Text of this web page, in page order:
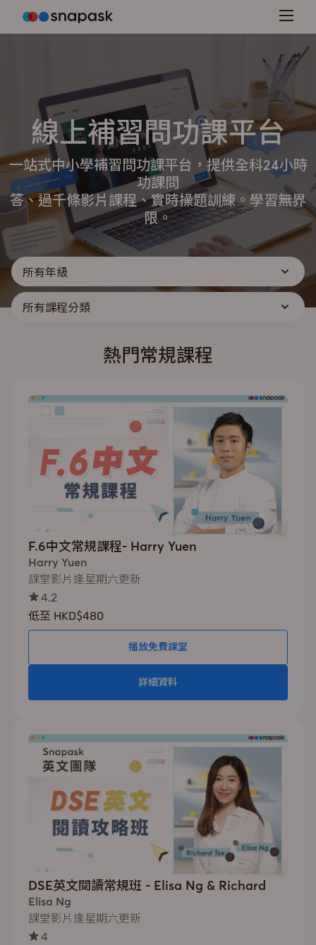
線上補習問功課平台
一站式中小學補習問功課平台，提供全科24小時
功課問
答、過千條影片課程、實時操題訓練。學習無界
限。
所有年級
所有課程分類
熱門常規課程
F.6中文常規課程- Harry Yuen
Harry Yuen
課堂影片逢星期六更新
4.2
低至 HKD$480
播放免費課堂
詳細資料
DSE英文閱讀常規班 - Elisa Ng & Richard
Elisa Ng
課堂影片逢星期六更新
4